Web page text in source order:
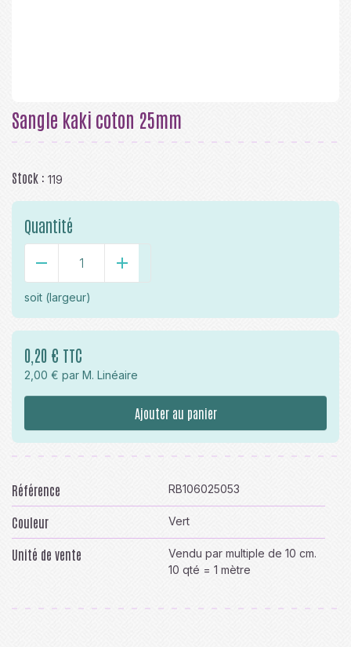
Sangle kaki coton 25mm
Stock : 119
Quantité
- +
soit (largeur)
0,20 € TTC
2,00 € par M. Linéaire
Ajouter au panier
Référence RB106025053
Couleur Vert
Unité de vente
Vendu par multiple de 10 cm.
10 qté = 1 mètre